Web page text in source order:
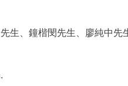
生、鐘楷閔先生、廖純中先